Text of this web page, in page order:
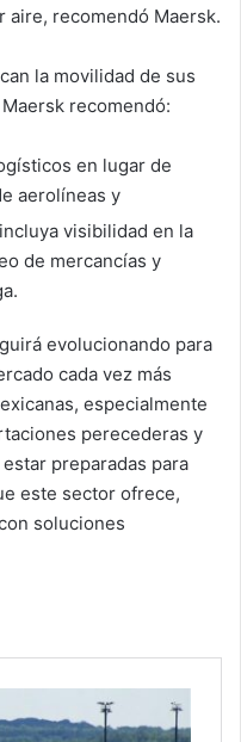
aire, recomendó Maersk.
la movilidad de sus
recomendó:
en lugar de
aerolíneas y
visibilidad en la
de mercancías y
evolucionando para
cada vez más
especialmente
perecederas y
preparadas para
este sector ofrece,
soluciones